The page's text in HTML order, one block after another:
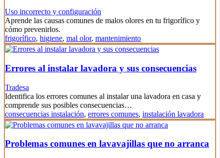
Uso incorrecto y configuración
Aprende las causas comunes de malos olores en tu frigorífico y
cómo prevenirlos.
frigorífico, higiene, mal olor, mantenimiento
Errores al instalar lavadora y sus consecuencias
Tradesa
Identifica los errores comunes al instalar una lavadora en casa y
comprende sus posibles consecuencias…
consecuencias instalación, errores comunes, instalación lavadora
Problemas comunes en lavavajillas que no arranca